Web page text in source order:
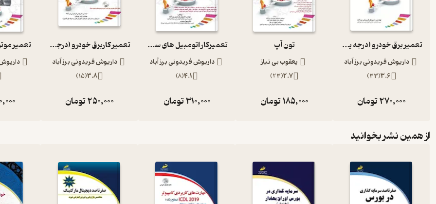
تعمیر برق خودرو (درجه یک)
داریوش فریدونی برز آباد
3.6
(
33
)
270,000تومان
تون آپ
یعقوب بی نیاز
2.7
(
23
)
185,000تومان
تعمیرکار اتومبیل های سواری بنزینی درجه 2
داریوش فریدونی برز آباد
4.1
(
8
)
310,000تومان
تعمیر کاربرق خودرو (درجه دو)
داریوش فریدونی برز آباد
3.8
(
15
)
250,000تومان
تعمیر
از همین نشر بخوانید